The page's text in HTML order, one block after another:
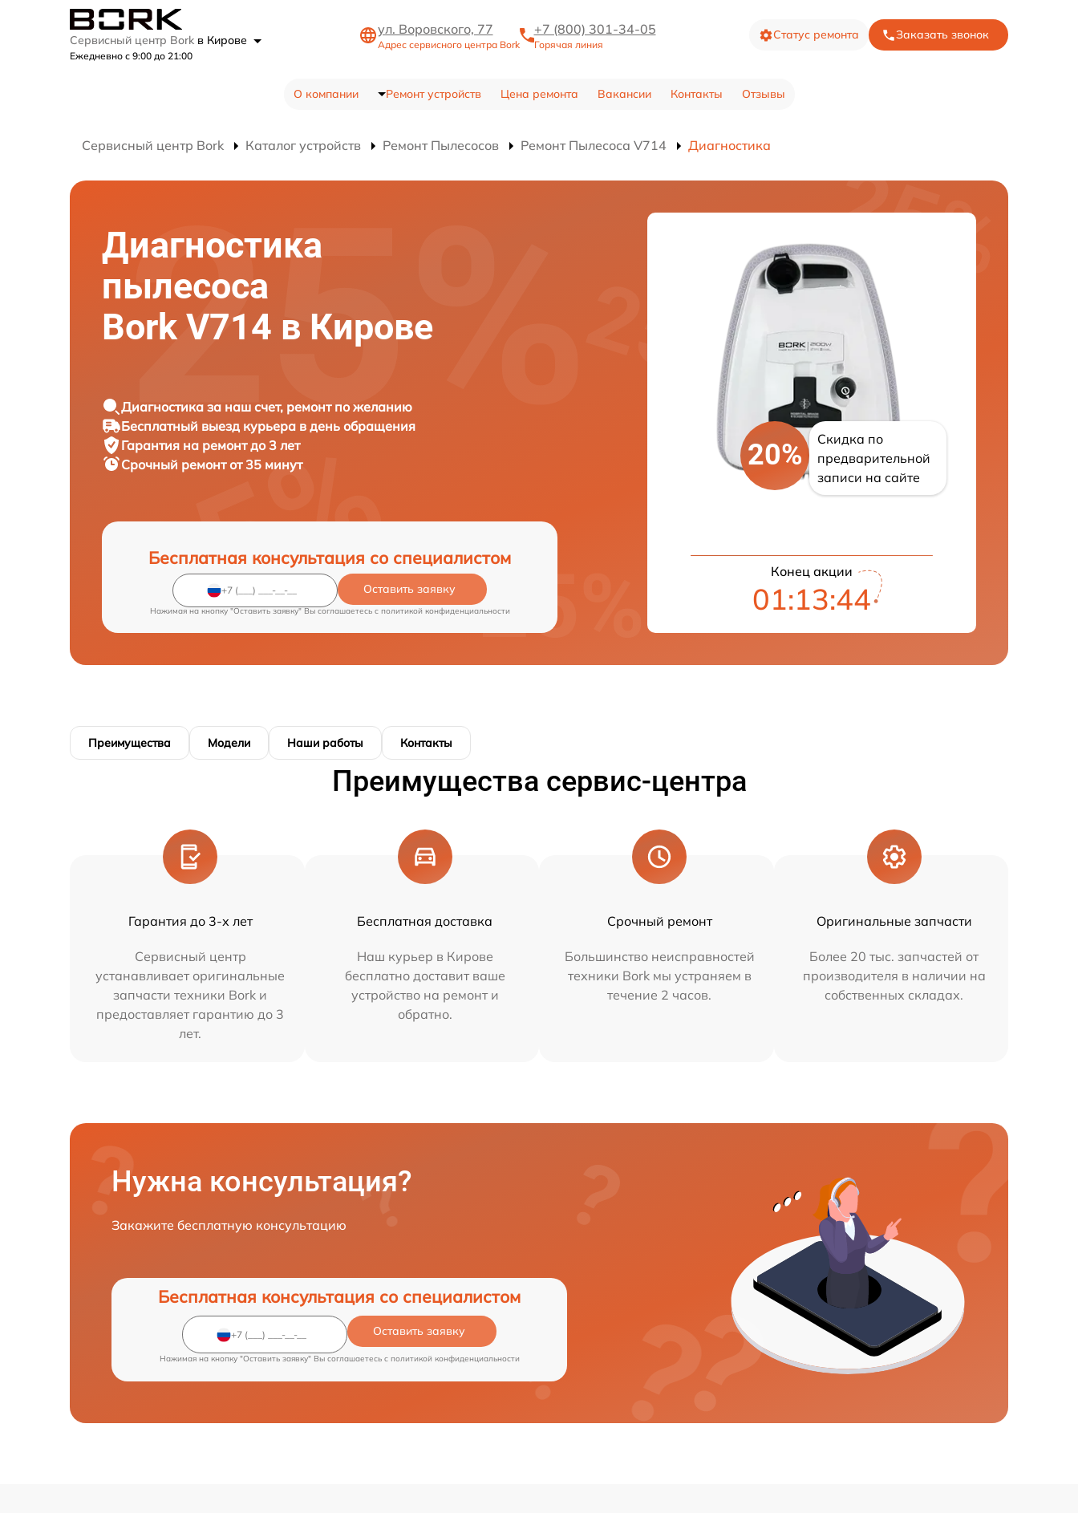
Сервисный центр Bork в Кирове
Ежедневно с 9:00 до 21:00
ул. Воровского, 77
Адрес сервисного центра Bork
+7 (800) 301-34-05
Горячая линия
Статус ремонта Заказать звонок
О компании Ремонт устройств Цена ремонта Вакансии Контакты Отзывы
Сервисный центр Bork Каталог устройств Ремонт Пылесосов Ремонт Пылесоса V714 Диагностика
Диагностика
пылесоса
Bork V714 в Кирове
Диагностика за наш счет, ремонт по желанию
Бесплатный выезд курьера в день обращения
Гарантия на ремонт до 3 лет
Срочный ремонт от 35 минут
Бесплатная консультация со специалистом
Оставить заявку
Нажимая на кнопку "Оставить заявку" Вы соглашаетесь c политикой конфиденциальности
20%
Скидка по
предварительной
записи на сайте
Конец акции
01:13:43
Преимущества Модели Наши работы Контакты
Преимущества сервис-центра
Гарантия до 3-х лет
Сервисный центр
устанавливает оригинальные
запчасти техники Bork и
предоставляет гарантию до 3
лет.
Бесплатная доставка
Наш курьер в Кирове
бесплатно доставит ваше
устройство на ремонт и
обратно.
Срочный ремонт
Большинство неисправностей
техники Bork мы устраняем в
течение 2 часов.
Оригинальные запчасти
Более 20 тыс. запчастей от
производителя в наличии на
собственных складах.
Нужна консультация?
Закажите бесплатную консультацию
Бесплатная консультация со специалистом
Оставить заявку
Нажимая на кнопку "Оставить заявку" Вы соглашаетесь c политикой конфиденциальности